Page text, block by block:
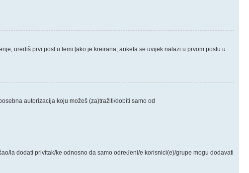
urediš prvi post u temi [ako je kreirana, anketa se uvijek nalazi u prvom postu u
autorizacija koju možeš (za)tražiti/dobiti samo od
la dodati privitak/ke odnosno da samo određeni/e korisnici(e)/grupe mogu dodavati